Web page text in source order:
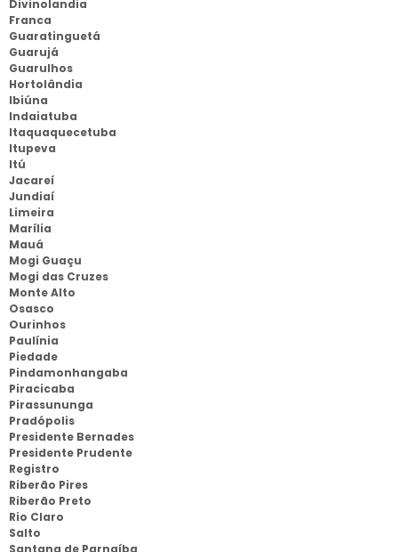
Divinolandia
Franca
Guaratinguetá
Guarujá
Guarulhos
Hortolândia
Ibiúna
Indaiatuba
Itaquaquecetuba
Itupeva
Itú
Jacareí
Jundiaí
Limeira
Marília
Mauá
Mogi Guaçu
Mogi das Cruzes
Monte Alto
Osasco
Ourinhos
Paulínia
Piedade
Pindamonhangaba
Piracicaba
Pirassununga
Pradópolis
Presidente Bernades
Presidente Prudente
Registro
Riberão Pires
Riberão Preto
Rio Claro
Salto
Santana de Parnaíba